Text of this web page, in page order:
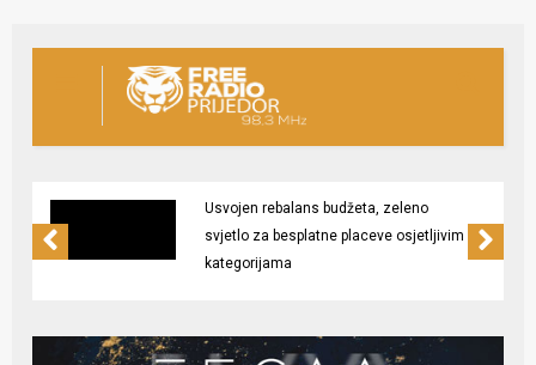
Usvojen rebalans budžeta, zeleno
svjetlo za besplatne placeve osjetljivim
kategorijama